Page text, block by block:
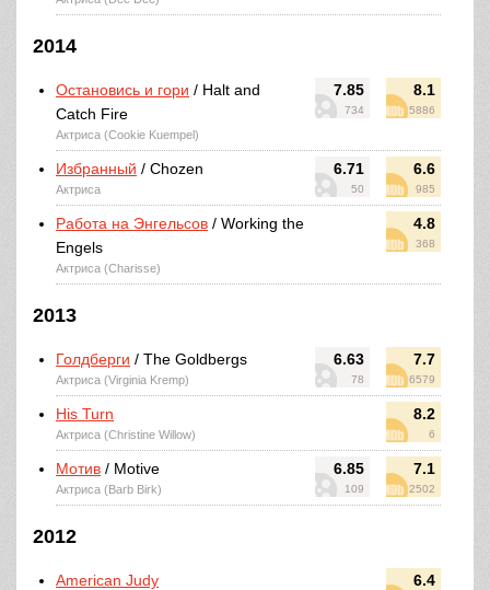
2014
7.85
734
8.1
5886
Остановись и гори / Halt and
Catch Fire
Актриса (Cookie Kuempel)
6.71
50
6.6
985
Избранный / Chozen
Актриса
4.8
368
Работа на Энгельсов / Working the
Engels
Актриса (Charisse)
2013
6.63
78
7.7
6579
Голдберги / The Goldbergs
Актриса (Virginia Kremp)
8.2
6
His Turn
Актриса (Christine Willow)
6.85
109
7.1
2502
Мотив / Motive
Актриса (Barb Birk)
2012
6.4
American Judy